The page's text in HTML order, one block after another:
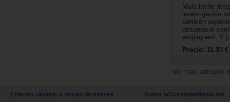
Mala leche
investigación
también
desanda el
empaquetó. Y
Precio: 11.93 €
Ver más artículos
Enlaces rápidos a temas de interés Sobre laCocinadeMama.net